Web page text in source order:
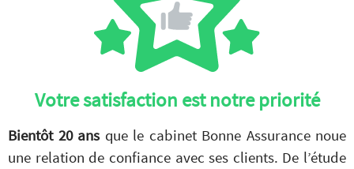
Votre satisfaction est notre priorité
Bientôt 20 ans que le cabinet Bonne Assurance noue
une relation de confiance avec ses clients. De l’étude